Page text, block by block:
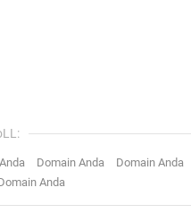
Domain Anda
Domain Anda
Anda